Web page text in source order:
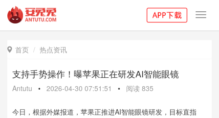
 首页 热点资讯
支持手势操作！曝苹果正在研发AI智能眼镜
Antutu • 2026-04-30 07:51:51 • 阅读 835
今日，根据外媒报道，苹果正推进AI智能眼镜研发，目标直指